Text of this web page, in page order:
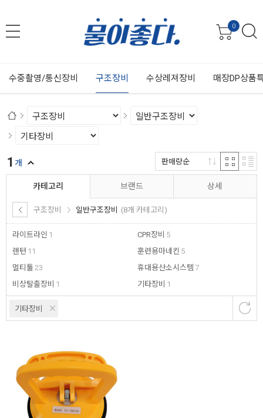
0
수중촬영/통신장비 구조장비 수상레져장비 매장DP상품
카테고리
구조장비 일반구조장비 (8개 카테고리)
라이트라인 1
랜턴 11
멀티툴 23
비상탈출장비 1
CPR장비 5
훈련용마네킨 5
휴대용산소시스템 7
기타장비 1
브랜드 상세
기타장비
1 개 판매량순